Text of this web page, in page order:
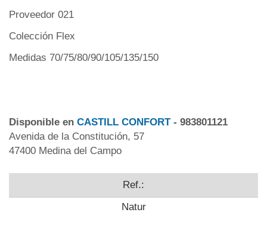
Proveedor 021
Colección Flex
Medidas 70/75/80/90/105/135/150
Disponible en CASTILL CONFORT- 983801121
Avenida de la Constitución, 57
47400 Medina del Campo
Ref.:
Natur